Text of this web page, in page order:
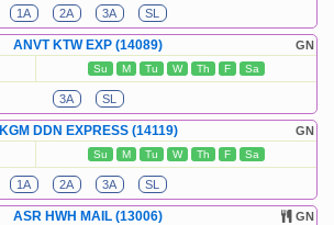
1A 2A 3A SL
GN
ANVT KTW EXP (14089)
Su M Tu W Th F Sa
3A SL
GN
KGM DDN EXPRESS (14119)
Su M Tu W Th F Sa
1A 2A 3A SL
GN
ASR HWH MAIL (13006)